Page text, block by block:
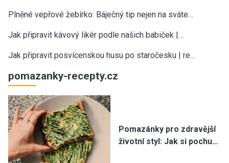
Plněné vepřové žebírko: Báječný tip nejen na sváte…
Jak připravit kávový likér podle našich babiček |…
Jak připravit posvícenskou husu po staročesku | re…
pomazanky-recepty.cz
Pomazánky pro zdravější
životní styl: Jak si pochu…